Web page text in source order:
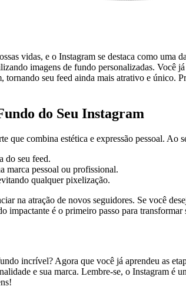
⁤vidas, e o Instagram se destaca como
imagens de fundo personalizadas.
seu feed ainda mais atrativo e único.
do Seu Instagram
combina estética e expressão pessoal. Ao
do seu feed.
marca pessoal ou profissional.
qualquer pixelização.
na atração ⁣de novos seguidores. Se⁣ você
impactante é o primeiro passo para
incrível? Agora que você já aprendeu as‍
e sua marca. Lembre-se, o Instagram é